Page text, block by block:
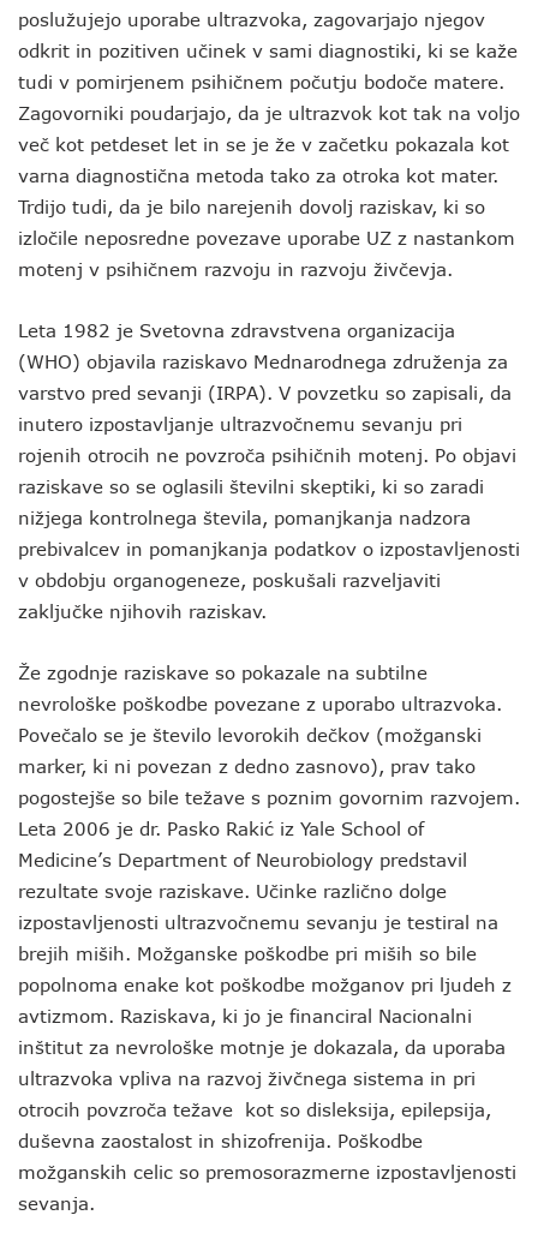
poslužujejo uporabe ultrazvoka, zagovarjajo njegov
odkrit in pozitiven učinek v sami diagnostiki, ki se kaže
tudi v pomirjenem psihičnem počutju bodoče matere.
Zagovorniki poudarjajo, da je ultrazvok kot tak na voljo
več kot petdeset let in se je že v začetku pokazala kot
varna diagnostična metoda tako za otroka kot mater.
Trdijo tudi, da je bilo narejenih dovolj raziskav, ki so
izločile neposredne povezave uporabe UZ z nastankom
motenj v psihičnem razvoju in razvoju živčevja.
Leta 1982 je Svetovna zdravstvena organizacija
(WHO) objavila raziskavo Mednarodnega združenja za
varstvo pred sevanji (IRPA). V povzetku so zapisali, da
inutero izpostavljanje ultrazvočnemu sevanju pri
rojenih otrocih ne povzroča psihičnih motenj. Po objavi
raziskave so se oglasili številni skeptiki, ki so zaradi
nižjega kontrolnega števila, pomanjkanja nadzora
prebivalcev in pomanjkanja podatkov o izpostavljenosti
v obdobju organogeneze, poskušali razveljaviti
zaključke njihovih raziskav.
Že zgodnje raziskave so pokazale na subtilne
nevrološke poškodbe povezane z uporabo ultrazvoka.
Povečalo se je število levorokih dečkov (možganski
marker, ki ni povezan z dedno zasnovo), prav tako
pogostejše so bile težave s poznim govornim razvojem.
Leta 2006 je dr. Pasko Rakić iz Yale School of
Medicine’s Department of Neurobiology predstavil
rezultate svoje raziskave. Učinke različno dolge
izpostavljenosti ultrazvočnemu sevanju je testiral na
brejih miših. Možganske poškodbe pri miših so bile
popolnoma enake kot poškodbe možganov pri ljudeh z
avtizmom. Raziskava, ki jo je financiral Nacionalni
inštitut za nevrološke motnje je dokazala, da uporaba
ultrazvoka vpliva na razvoj živčnega sistema in pri
otrocih povzroča težave kot so disleksija, epilepsija,
duševna zaostalost in shizofrenija. Poškodbe
možganskih celic so premosorazmerne izpostavljenosti
sevanja.